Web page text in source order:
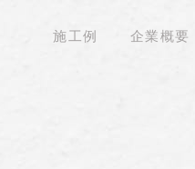
施工例 企業概要